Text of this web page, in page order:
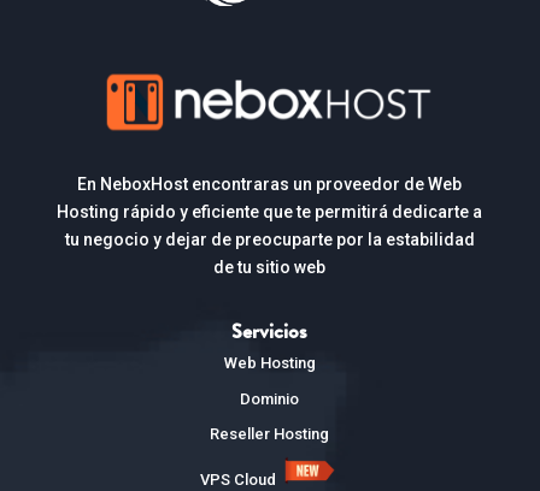
En NeboxHost encontraras un proveedor de Web
Hosting rápido y eficiente que te permitirá dedicarte a
tu negocio y dejar de preocuparte por la estabilidad
de tu sitio web
Servicios
Web Hosting
Dominio
Reseller Hosting
VPS Cloud